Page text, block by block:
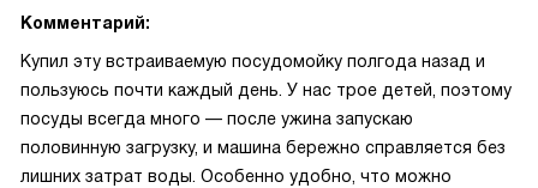
Комментарий:
Купил эту встраиваемую посудомойку полгода назад и
пользуюсь почти каждый день. У нас трое детей, поэтому
посуды всегда много — после ужина запускаю
половинную загрузку, и машина бережно справляется без
лишних затрат воды. Особенно удобно, что можно